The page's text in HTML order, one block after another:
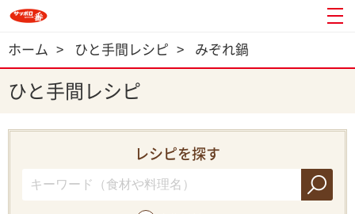
ホーム > ひと手間レシピ > みぞれ鍋
ひと手間レシピ
レシピを探す